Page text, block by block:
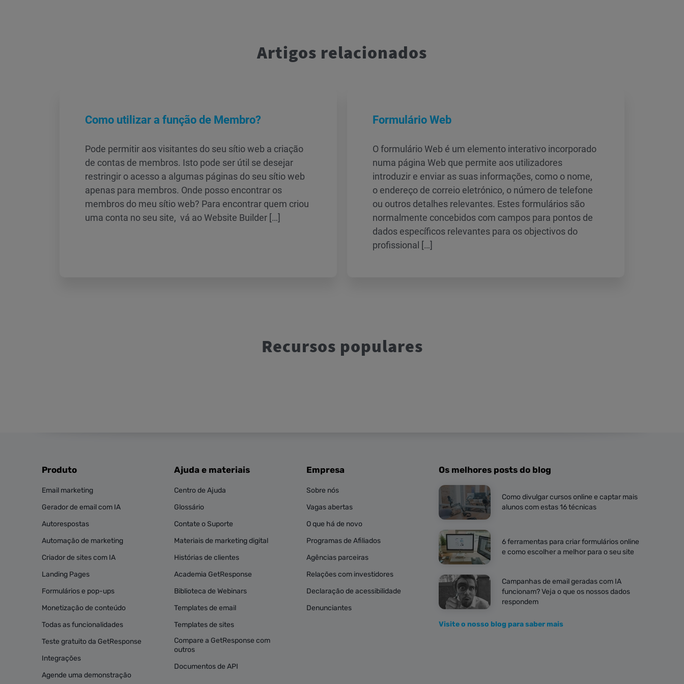
Artigos relacionados
Como utilizar a função de Membro?
Pode permitir aos visitantes do seu sítio web a criação
de contas de membros. Isto pode ser útil se desejar
restringir o acesso a algumas páginas do seu sítio web
apenas para membros. Onde posso encontrar os
membros do meu sítio web? Para encontrar quem criou
uma conta no seu site, vá ao Website Builder […]
Formulário Web
O formulário Web é um elemento interativo incorporado
numa página Web que permite aos utilizadores
introduzir e enviar as suas informações, como o nome,
o endereço de correio eletrónico, o número de telefone
ou outros detalhes relevantes. Estes formulários são
normalmente concebidos com campos para pontos de
dados específicos relevantes para os objectivos do
profissional […]
Recursos populares
Produto
Email marketing
Gerador de email com IA
Autorespostas
Automação de marketing
Criador de sites com IA
Landing Pages
Formulários e pop-ups
Monetização de conteúdo
Todas as funcionalidades
Teste gratuito da GetResponse
Integrações
Agende uma demonstração
Ajuda e materiais
Centro de Ajuda
Glossário
Contate o Suporte
Materiais de marketing digital
Histórias de clientes
Academia GetResponse
Biblioteca de Webinars
Templates de email
Templates de sites
Compare a GetResponse com
outros
Documentos de API
Empresa
Sobre nós
Vagas abertas
O que há de novo
Programas de Afiliados
Agências parceiras
Relações com investidores
Declaração de acessibilidade
Denunciantes
Os melhores posts do blog
Como divulgar cursos online e captar mais
alunos com estas 16 técnicas
6 ferramentas para criar formulários online
e como escolher a melhor para o seu site
Campanhas de email geradas com IA
funcionam? Veja o que os nossos dados
respondem
Visite o nosso blog para saber mais